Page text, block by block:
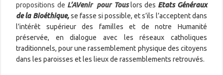
propositions de L’AVenir pour Tous lors des Etats Généraux
de la Bioéthique,se fasse si possible, et s’ils l’acceptent dans
l’intérêt supérieur des familles et de notre Humanité
préservée, en dialogue avec les réseaux catholiques
traditionnels, pour une rassemblement physique des citoyens
dans les paroisses et les lieux de rassemblements retrouvés.